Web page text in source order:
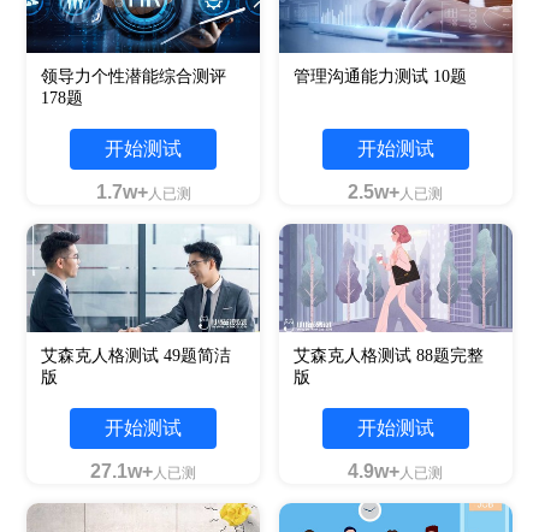
领导力个性潜能综合测评
178题
开始测试
1.7w+人已测
管理沟通能力测试 10题
开始测试
2.5w+人已测
艾森克人格测试 49题简洁
版
开始测试
27.1w+人已测
艾森克人格测试 88题完整
版
开始测试
4.9w+人已测